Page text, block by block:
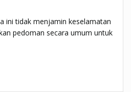
ini tidak menjamin keselamatan
pedoman secara umum untuk